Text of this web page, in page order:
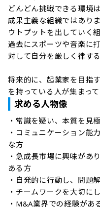
どんどん挑戦できる環境
成果主義な組織ではあり
ウトプットを出していく組
過去にスポーツや音楽に
対して自分を厳しく律す
将来的に、起業家を目指
求める人物像
・常識を疑い、本質を見
・コミュニケーション能
な方
・急成長市場に興味があ
ある方
・自発的に行動し、問題
・チームワークを大切に
・M&A業界での経験があ